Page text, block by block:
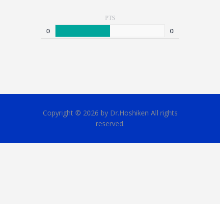
PTS
0 0
Copyright © 2026 by Dr.Hoshiken All rights
reserved.